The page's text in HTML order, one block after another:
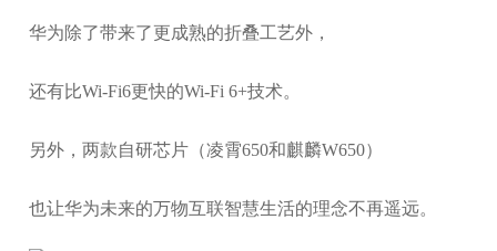
华为除了带来了更成熟的折叠工艺外，
还有比Wi-Fi6更快的Wi-Fi 6+技术。
另外，两款自研芯片（凌霄650和麒麟W650）
也让华为未来的万物互联智慧生活的理念不再遥远。